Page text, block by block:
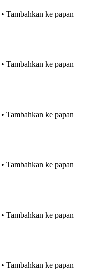
• Tambahkan ke papan
• Tambahkan ke papan
• Tambahkan ke papan
• Tambahkan ke papan
• Tambahkan ke papan
• Tambahkan ke papan